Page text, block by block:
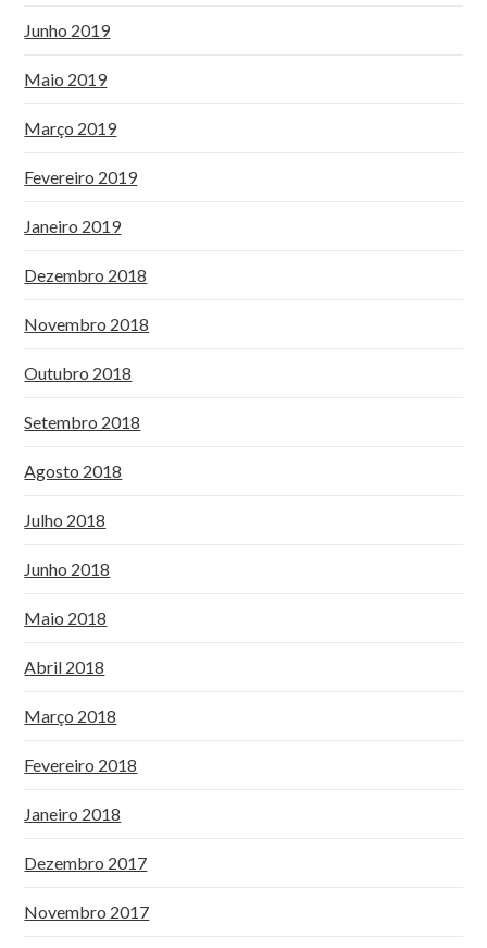
Junho 2019
Maio 2019
Março 2019
Fevereiro 2019
Janeiro 2019
Dezembro 2018
Novembro 2018
Outubro 2018
Setembro 2018
Agosto 2018
Julho 2018
Junho 2018
Maio 2018
Abril 2018
Março 2018
Fevereiro 2018
Janeiro 2018
Dezembro 2017
Novembro 2017